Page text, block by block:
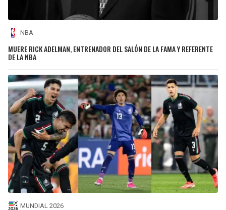
NBA
MUERE RICK ADELMAN, ENTRENADOR DEL SALÓN DE LA FAMA Y REFERENTE
DE LA NBA
MUNDIAL 2026